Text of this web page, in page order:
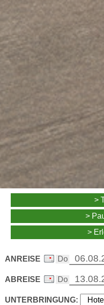
>
>
>
ANREISE
ABREISE
UNTERBRINGUNG: